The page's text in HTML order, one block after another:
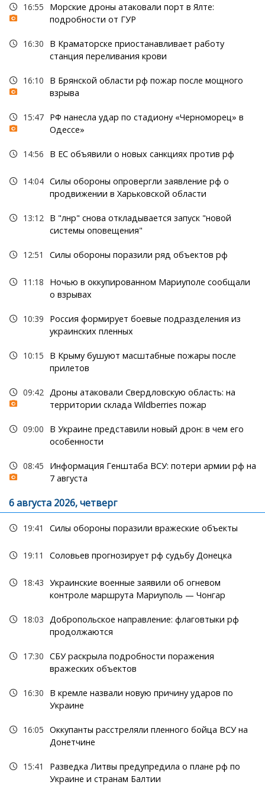
16:55
Морские дроны атаковали порт в Ялте:
подробности от ГУР
16:30
В Краматорске приостанавливает работу
станция переливания крови
16:10
В Брянской области рф пожар после мощного
взрыва
15:47 РФ нанесла удар по стадиону «Черноморец» в
Одессе»
14:56 В ЕС объявили о новых санкциях против рф
14:04 Силы обороны опровергли заявление рф о
продвижении в Харьковской области
13:12
В "лнр" снова откладывается запуск "новой
системы оповещения"
12:51 Силы обороны поразили ряд объектов рф
11:18
Ночью в оккупированном Мариуполе сообщали
о взрывах
10:39
Россия формирует боевые подразделения из
украинских пленных
10:15
В Крыму бушуют масштабные пожары после
прилетов
09:42
Дроны атаковали Свердловскую область: на
территории склада Wildberries пожар
09:00
В Украине представили новый дрон: в чем его
особенности
08:45
Информация Генштаба ВСУ: потери армии рф на
7 августа
6 августа 2026, четверг
19:41 Силы обороны поразили вражеские объекты
19:11 Соловьев прогнозирует рф судьбу Донецка
18:43 Украинские военные заявили об огневом
контроле маршрута Мариуполь — Чонгар
18:03
Добропольское направление: флаговтыки рф
продолжаются
17:30 СБУ раскрыла подробности поражения
вражеских объектов
16:30
В кремле назвали новую причину ударов по
Украине
16:05 Оккупанты расстреляли пленного бойца ВСУ на
Донетчине
15:41
Разведка Литвы предупредила о плане рф по
Украине и странам Балтии